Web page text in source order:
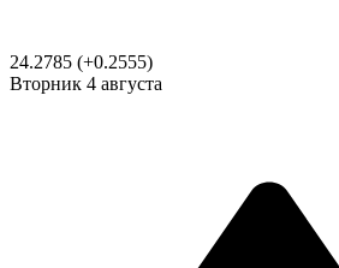
24.2785 (+0.2555)
Вторник 4 августа